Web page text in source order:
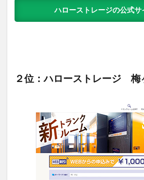
ハローストレージの公式サ
２位：ハローストレージ 梅